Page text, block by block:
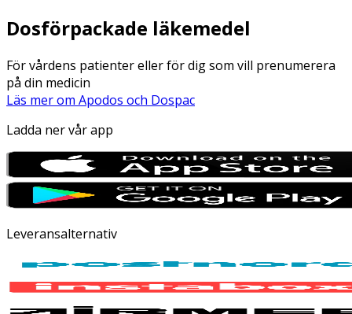
Dosförpackade läkemedel
För vårdens patienter eller för dig som vill prenumerera
på din medicin
Läs mer om Apodos och Dospac
Ladda ner vår app
Leveransalternativ